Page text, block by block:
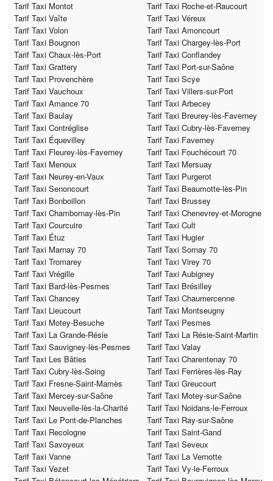
Tarif Taxi Montot
Tarif Taxi Roche-et-Raucourt
Tarif Taxi Vaîte
Tarif Taxi Véreux
Tarif Taxi Volon
Tarif Taxi Amoncourt
Tarif Taxi Bougnon
Tarif Taxi Chargey-lès-Port
Tarif Taxi Chaux-lès-Port
Tarif Taxi Conflandey
Tarif Taxi Grattery
Tarif Taxi Port-sur-Saône
Tarif Taxi Provenchère
Tarif Taxi Scye
Tarif Taxi Vauchoux
Tarif Taxi Villers-sur-Port
Tarif Taxi Amance 70
Tarif Taxi Arbecey
Tarif Taxi Baulay
Tarif Taxi Breurey-lès-Faverney
Tarif Taxi Contréglise
Tarif Taxi Cubry-lès-Faverney
Tarif Taxi Équevilley
Tarif Taxi Faverney
Tarif Taxi Fleurey-lès-Faverney
Tarif Taxi Fouchécourt 70
Tarif Taxi Menoux
Tarif Taxi Mersuay
Tarif Taxi Neurey-en-Vaux
Tarif Taxi Purgerot
Tarif Taxi Senoncourt
Tarif Taxi Beaumotte-lès-Pin
Tarif Taxi Bonboillon
Tarif Taxi Brussey
Tarif Taxi Chambornay-lès-Pin
Tarif Taxi Chenevrey-et-Morogne
Tarif Taxi Courcuire
Tarif Taxi Cult
Tarif Taxi Étuz
Tarif Taxi Hugier
Tarif Taxi Marnay 70
Tarif Taxi Sornay 70
Tarif Taxi Tromarey
Tarif Taxi Virey 70
Tarif Taxi Vrégille
Tarif Taxi Aubigney
Tarif Taxi Bard-lès-Pesmes
Tarif Taxi Brésilley
Tarif Taxi Chancey
Tarif Taxi Chaumercenne
Tarif Taxi Lieucourt
Tarif Taxi Montseugny
Tarif Taxi Motey-Besuche
Tarif Taxi Pesmes
Tarif Taxi La Grande-Résie
Tarif Taxi La Résie-Saint-Martin
Tarif Taxi Sauvigney-lès-Pesmes
Tarif Taxi Valay
Tarif Taxi Les Bâties
Tarif Taxi Charentenay 70
Tarif Taxi Cubry-lès-Soing
Tarif Taxi Ferrières-lès-Ray
Tarif Taxi Fresne-Saint-Mamès
Tarif Taxi Greucourt
Tarif Taxi Mercey-sur-Saône
Tarif Taxi Motey-sur-Saône
Tarif Taxi Neuvelle-lès-la-Charité
Tarif Taxi Noidans-le-Ferroux
Tarif Taxi Le Pont-de-Planches
Tarif Taxi Ray-sur-Saône
Tarif Taxi Recologne
Tarif Taxi Saint-Gand
Tarif Taxi Savoyeux
Tarif Taxi Seveux
Tarif Taxi Vanne
Tarif Taxi La Vernotte
Tarif Taxi Vezet
Tarif Taxi Vy-le-Ferroux